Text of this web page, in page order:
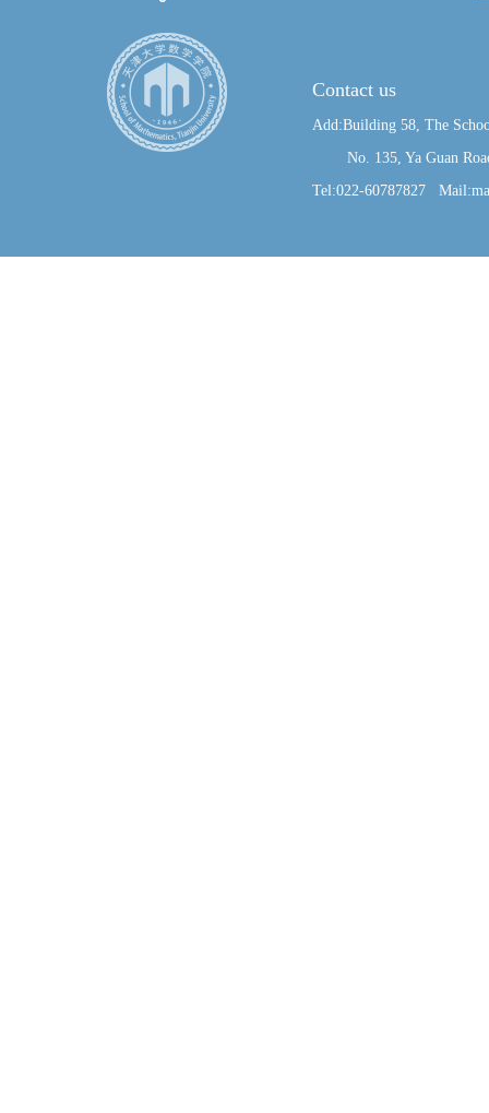
Contact us
Add:Building 58, The
No. 135, Ya Guan
Tel:022-60787827